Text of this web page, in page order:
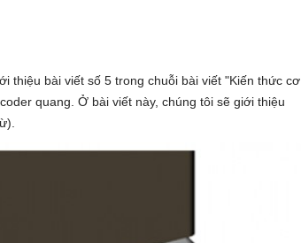
thiệu bài viết số 5 trong chuỗi bài viết "Kiến thức cơ
quang. Ở bài viết này, chúng tôi sẽ giới thiệu